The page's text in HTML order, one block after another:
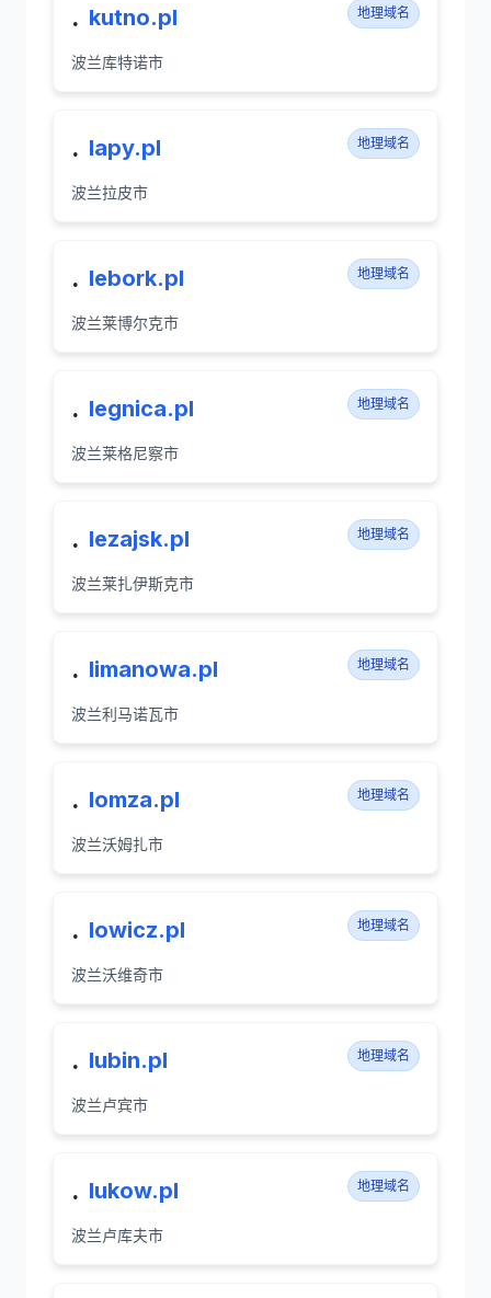
. kutno.pl 地理域名
波兰库特诺市
. lapy.pl 地理域名
波兰拉皮市
. lebork.pl 地理域名
波兰莱博尔克市
. legnica.pl 地理域名
波兰莱格尼察市
. lezajsk.pl 地理域名
波兰莱扎伊斯克市
. limanowa.pl 地理域名
波兰利马诺瓦市
. lomza.pl 地理域名
波兰沃姆扎市
. lowicz.pl 地理域名
波兰沃维奇市
. lubin.pl 地理域名
波兰卢宾市
. lukow.pl 地理域名
波兰卢库夫市